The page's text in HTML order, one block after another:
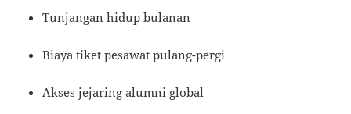
Tunjangan hidup bulanan
Biaya tiket pesawat pulang-pergi
Akses jejaring alumni global